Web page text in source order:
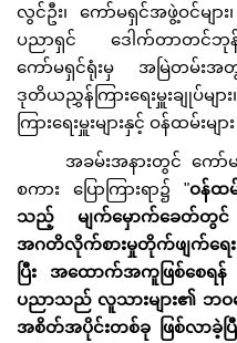
လွင်ဦး၊ ကော်မရှင်အဖွဲ့ဝင်မျာ
ပညာရှင် ဒေါက်တာတင်ဘုန်း
ကော်မရှင်ရုံးမှ အမြဲတမ်းအတွင်
ဒုတိယညွှန်ကြားရေးမှူးချုပ်မျာ
ကြားရေးမှူးများနှင့် ဝန်ထမ်
အခမ်းအနားတွင် ကော်မရှ
စကား ပြောကြားရာ၌ "ဝန်ထ
သည့် မျက်မှောက်ခေတ်တွ
အဂတိလိုက်စားမှုတိုက်ဖျက်ရေး
ပြီး အထောက်အကူဖြစ်စေရ
ပညာသည် လူသားများ၏ ဘ
အစိတ်အပိုင်းတစ်ခု ဖြစ်လာခဲ့ပြီ